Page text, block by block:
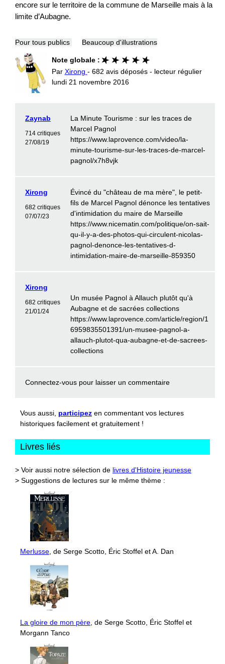
encore sur le territoire de la commune de Marseille mais à la
limite d’Aubagne.
Pour tous publics Beaucoup d'illustrations
Note globale :
Par Xirong - 682 avis déposés - lecteur régulier
lundi 21 novembre 2016
Zaynab
714 critiques
27/08/19
La Minute Tourisme : sur les traces de
Marcel Pagnol
https://www.laprovence.com/video/la-
minute-tourisme-sur-les-traces-de-marcel-
pagnol/x7h8vjk
Xirong
682 critiques
07/07/23
Évincé du "château de ma mère", le petit-
fils de Marcel Pagnol dénonce les tentatives
d'intimidation du maire de Marseille
https://www.nicematin.com/politique/on-sait-
qu-il-y-a-des-photos-qui-circulent-nicolas-
pagnol-denonce-les-tentatives-d-
intimidation-maire-de-marseille-859350
Xirong
682 critiques
21/01/24
Un musée Pagnol à Allauch plutôt qu'à
Aubagne et de sacrées collections
https://www.laprovence.com/article/region/1
6959835501391/un-musee-pagnol-a-
allauch-plutot-qua-aubagne-et-de-sacrees-
collections
Connectez-vous pour laisser un commentaire
Vous aussi, participez en commentant vos lectures
historiques facilement et gratuitement !
Livres liés
> Voir aussi notre sélection de livres d'Histoire jeunesse
> Suggestions de lectures sur le même thème :
Merlusse, de Serge Scotto, Éric Stoffel et A. Dan
La gloire de mon père, de Serge Scotto, Éric Stoffel et
Morgann Tanco